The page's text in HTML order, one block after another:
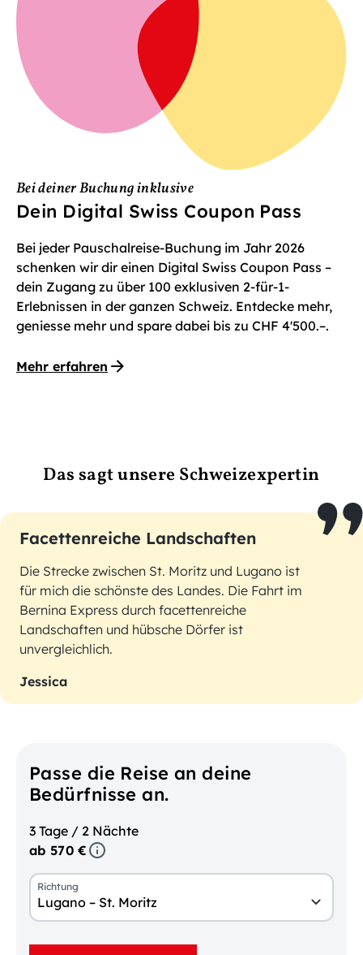
Bei deiner Buchung inklusive
Dein Digital Swiss Coupon Pass
Bei jeder Pauschalreise-Buchung im Jahr 2026
schenken wir dir einen Digital Swiss Coupon Pass –
dein Zugang zu über 100 exklusiven 2-für-1-
Erlebnissen in der ganzen Schweiz. Entdecke mehr,
geniesse mehr und spare dabei bis zu CHF 4'500.–.
Mehr erfahren
Das sagt unsere Schweizexpertin
Facettenreiche Landschaften
Die Strecke zwischen St. Moritz und Lugano ist
für mich die schönste des Landes. Die Fahrt im
Bernina Express durch facettenreiche
Landschaften und hübsche Dörfer ist
unvergleichlich.
Jessica
Passe die Reise an deine
Bedürfnisse an.
3 Tage / 2 Nächte
ab 570 €
Richtung
Lugano – St. Moritz